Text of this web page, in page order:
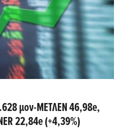
μον-ΜΕΤΛΕΝ 46,98e,
22,84e (+4,39%)